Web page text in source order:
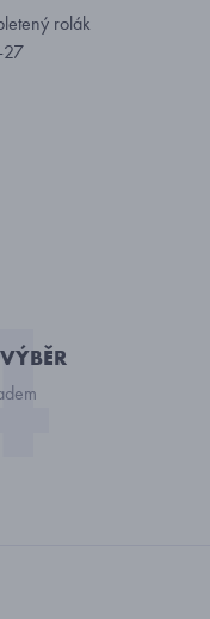
rolák
27